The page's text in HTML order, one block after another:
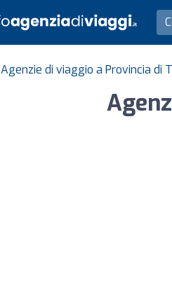
Agenzie di viaggio a Provincia di